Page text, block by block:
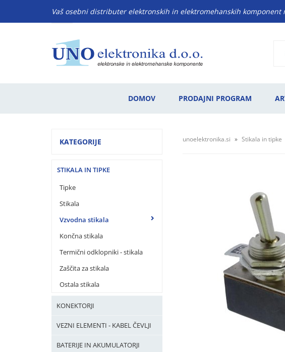
Vaš osebni distributer elektronskih in elektromehanskih komponent
DOMOV PRODAJNI PROGRAM
KATEGORIJE
STIKALA IN TIPKE
Tipke
Stikala
Vzvodna stikala
Končna stikala
Termični odklopniki - stikala
Zaščita za stikala
Ostala stikala
KONEKTORJI
VEZNI ELEMENTI - KABEL ČEVLJI
BATERIJE IN AKUMULATORJI
unoelektronika.si Stikala in tipke